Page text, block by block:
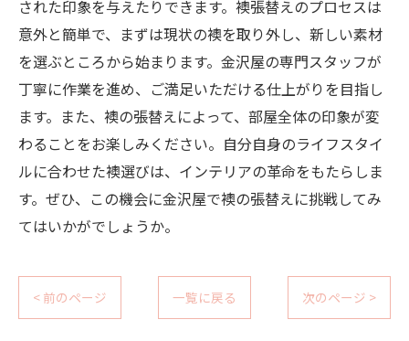
された印象を与えたりできます。襖張替えのプロセスは
意外と簡単で、まずは現状の襖を取り外し、新しい素材
を選ぶところから始まります。金沢屋の専門スタッフが
丁寧に作業を進め、ご満足いただける仕上がりを目指し
ます。また、襖の張替えによって、部屋全体の印象が変
わることをお楽しみください。自分自身のライフスタイ
ルに合わせた襖選びは、インテリアの革命をもたらしま
す。ぜひ、この機会に金沢屋で襖の張替えに挑戦してみ
てはいかがでしょうか。
< 前のページ 一覧に戻る 次のページ >